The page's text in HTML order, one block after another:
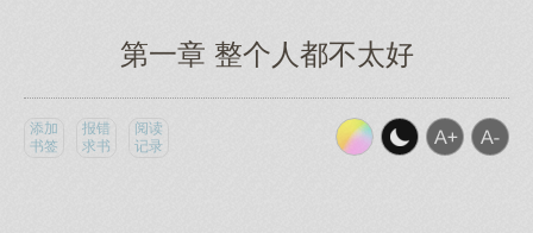
第一章 整个人都不太好
添加
书签
报错
求书
阅读
记录